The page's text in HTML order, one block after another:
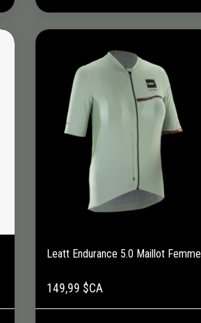
Leatt Endurance 5.0 Maillot Femme
149,99 $CA